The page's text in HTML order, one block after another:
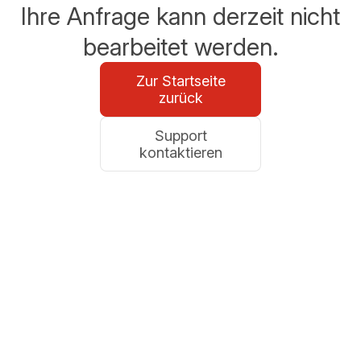
Ihre Anfrage kann derzeit nicht
bearbeitet werden.
Zur Startseite
zurück
Support
kontaktieren